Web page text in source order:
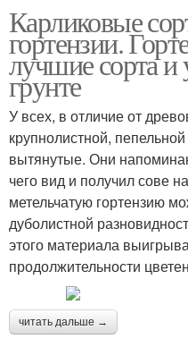
Карликовые
гортензии.
лучшие сорта и
грунте
У всех, в отличие от
крупнолистной,
вытянутые. Они
чего вид и получил сове
метельчатую гортензию
дуболистной
этого материала
продолжительности
читать дальше →